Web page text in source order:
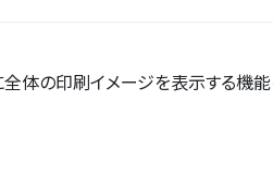
体の印刷イメージを表示する機能